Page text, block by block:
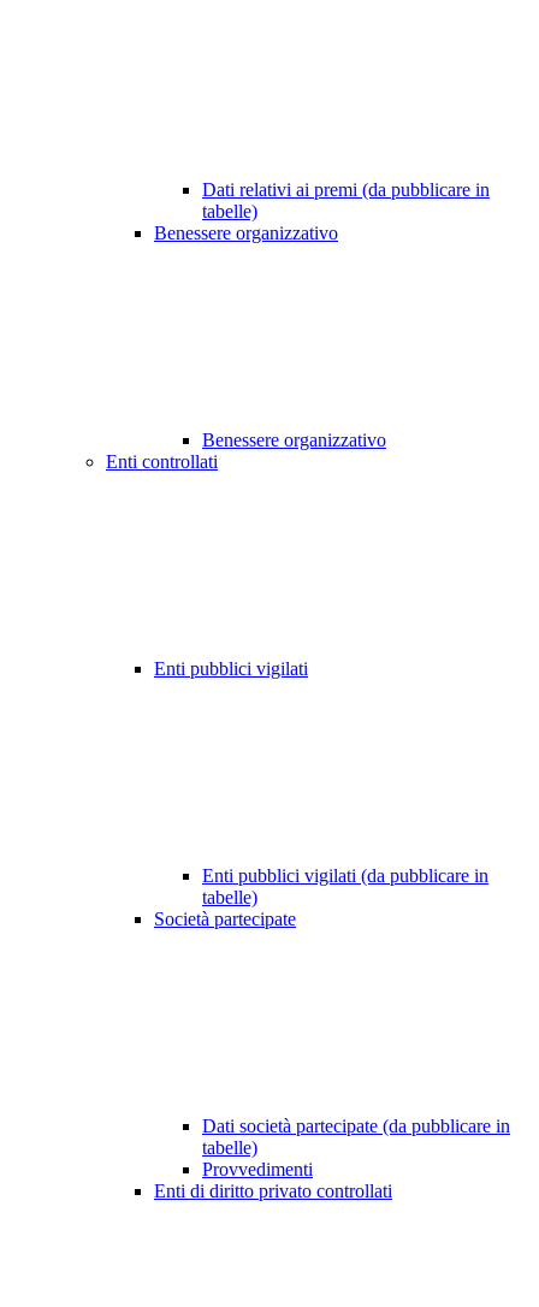
Dati relativi ai premi (da pubblicare in
tabelle)
Benessere organizzativo
Benessere organizzativo
Enti controllati
Enti pubblici vigilati
Enti pubblici vigilati (da pubblicare in
tabelle)
Società partecipate
Dati società partecipate (da pubblicare in
tabelle)
Provvedimenti
Enti di diritto privato controllati